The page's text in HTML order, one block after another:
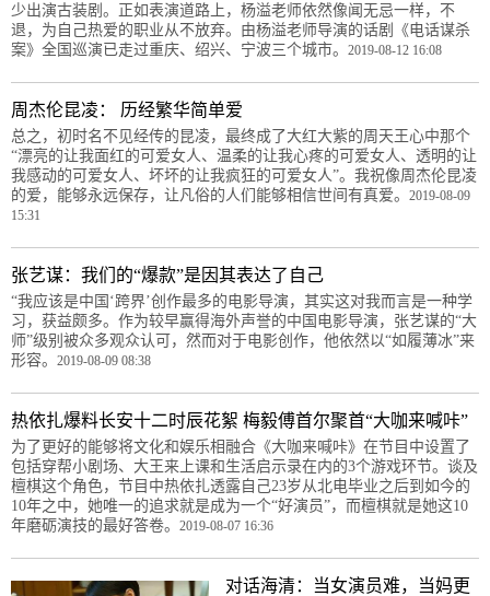
少出演古装剧。正如表演道路上，杨溢老师依然像闻无忌一样，不
退，为自己热爱的职业从不放弃。由杨溢老师导演的话剧《电话谋杀
案》全国巡演已走过重庆、绍兴、宁波三个城市。 2019-08-12 16:08
周杰伦昆凌： 历经繁华简单爱
总之，初时名不见经传的昆凌，最终成了大红大紫的周天王心中那个
“漂亮的让我面红的可爱女人、温柔的让我心疼的可爱女人、透明的让
我感动的可爱女人、坏坏的让我疯狂的可爱女人”。我祝像周杰伦昆凌
的爱，能够永远保存，让凡俗的人们能够相信世间有真爱。 2019-08-09
15:31
张艺谋：我们的“爆款”是因其表达了自己
“我应该是中国‘跨界’创作最多的电影导演，其实这对我而言是一种学
习，获益颇多。作为较早赢得海外声誉的中国电影导演，张艺谋的“大
师”级别被众多观众认可，然而对于电影创作，他依然以“如履薄冰”来
形容。 2019-08-09 08:38
热依扎爆料长安十二时辰花絮 梅毅傅首尔聚首“大咖来喊咔”
为了更好的能够将文化和娱乐相融合《大咖来喊咔》在节目中设置了
包括穿帮小剧场、大王来上课和生活启示录在内的3个游戏环节。谈及
檀棋这个角色，节目中热依扎透露自己23岁从北电毕业之后到如今的
10年之中，她唯一的追求就是成为一个“好演员”，而檀棋就是她这10
年磨砺演技的最好答卷。 2019-08-07 16:36
对话海清：当女演员难，当妈更